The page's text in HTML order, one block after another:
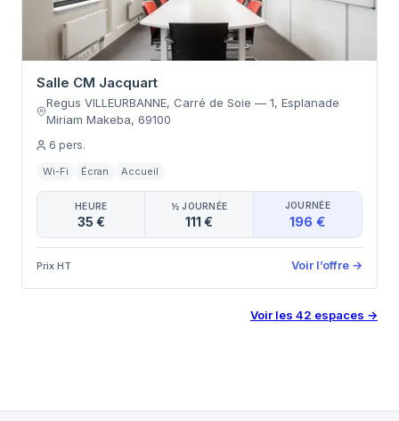
Salle CM Jacquart
Regus VILLEURBANNE, Carré de Soie — 1, Esplanade
Miriam Makeba, 69100
6 pers.
Wi-Fi Écran Accueil
HEURE
35 €
½ JOURNÉE
111 €
JOURNÉE
196 €
Prix HT Voir l’offre →
Voir les 42 espaces →